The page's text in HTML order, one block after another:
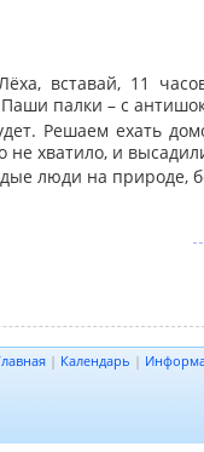
вставай, 11
Паши палки – с
Решаем ехать
не хватило, и
люди на природе,
| Календарь |